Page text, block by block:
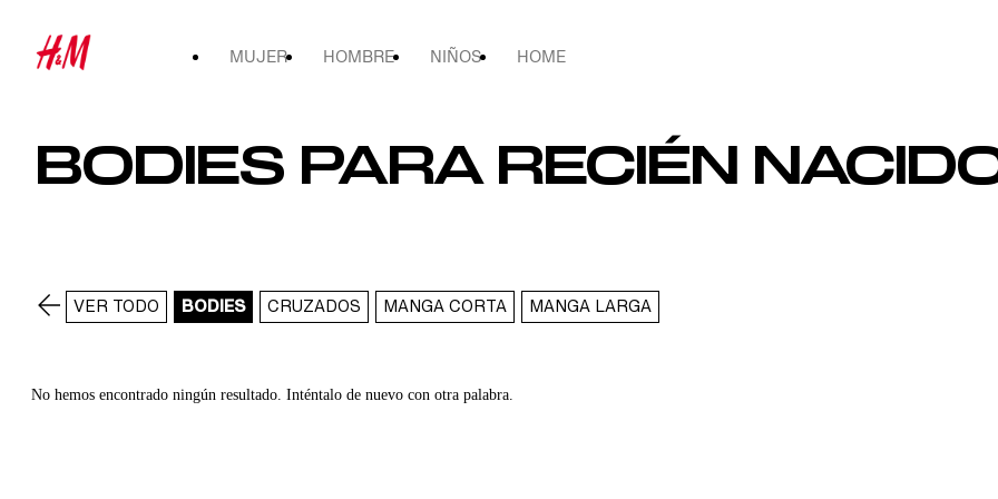
MUJER HOMBRE NIÑOS HOME
BODIES PARA RECIÉN
VER TODO BODIES CRUZADOS MANGA CORTA MANGA LARGA
No hemos encontrado ningún resultado. Inténtalo de nuevo con otra palabra.